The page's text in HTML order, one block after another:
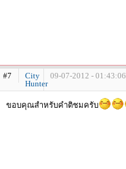
#7
City
Hunter
09-07-2012 - 01:43:06
ขอบคุณสำหรับคำติชมครับ